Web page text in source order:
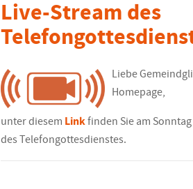
Live-Stream des
Liebe
Homepage,
unter diesem Linkfinden Sie am
des Telefongottesdienstes.